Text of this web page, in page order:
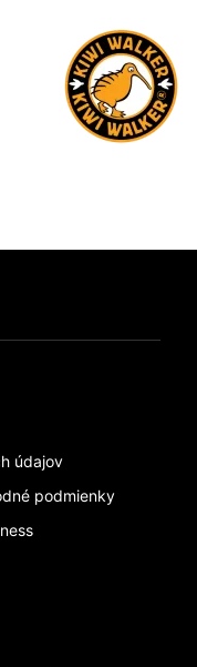
údajov
podmienky